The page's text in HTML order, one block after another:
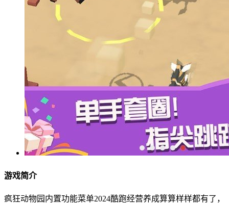
游戏简介
疯狂动物园内置功能菜单2024酷跑经营养成算算样样都有了，